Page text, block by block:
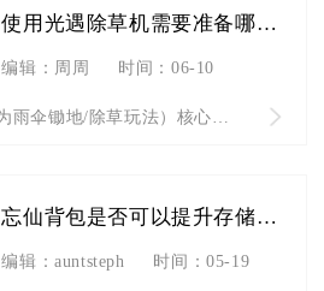
使用光遇除草机需要准备哪些材料
编辑：周周 时间：06-10
忘仙背包是否可以提升存储容量
编辑：auntsteph 时间：05-19